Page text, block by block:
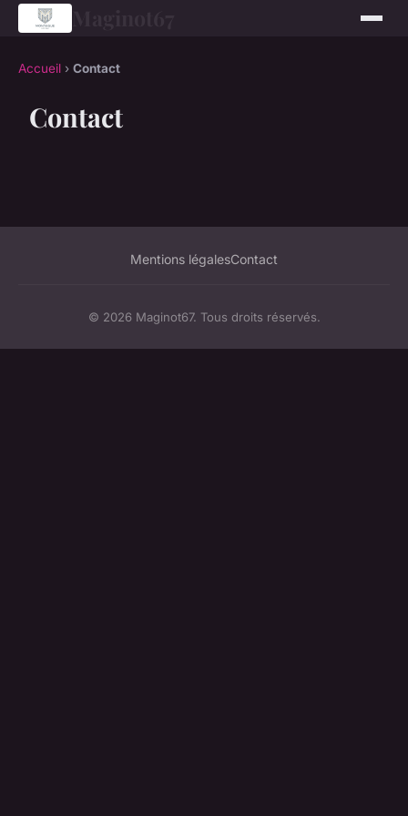
Accueil › Contact
Contact
Mentions légalesContact
© 2026 Maginot67. Tous droits réservés.